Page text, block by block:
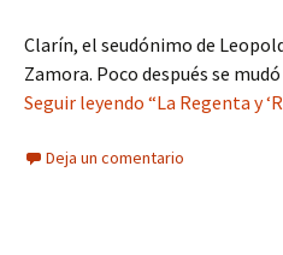
Clarín, el seudónimo de
Zamora. Poco después se
Seguir leyendo “La Regenta y
Deja un comentario